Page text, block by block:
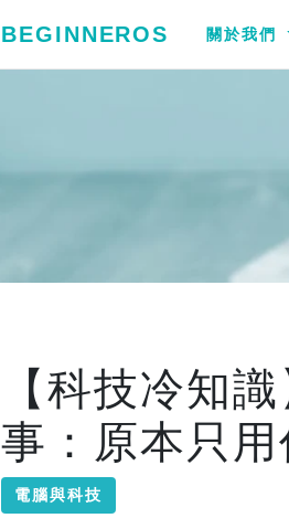
BEGINNEROS 關於我們
【科技冷知
事：原本只
電腦與科技